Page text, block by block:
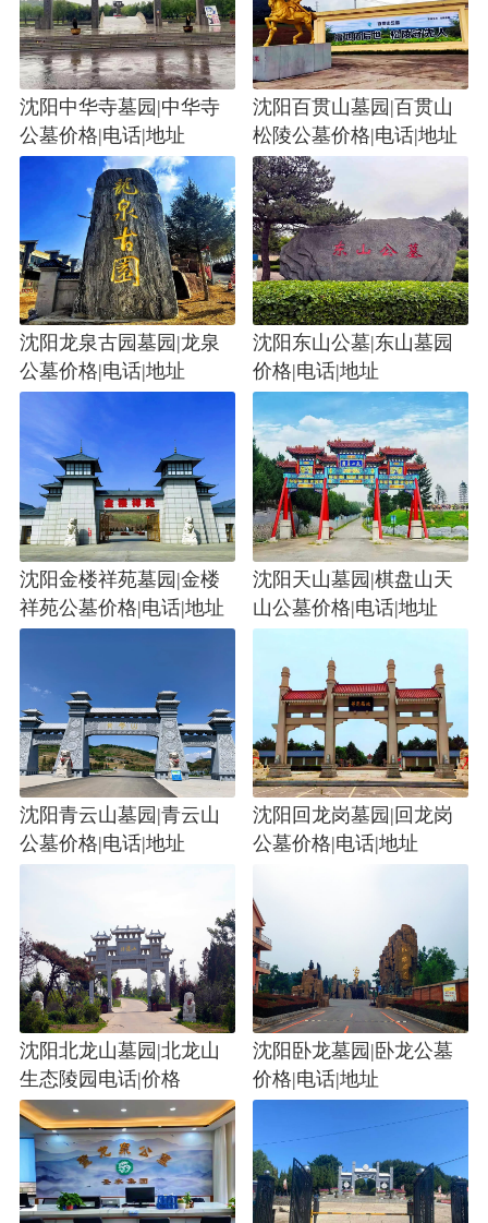
沈阳中华寺墓园|中华寺
公墓价格|电话|地址
沈阳百贯山墓园|百贯山
松陵公墓价格|电话|地址
沈阳龙泉古园墓园|龙泉
公墓价格|电话|地址
沈阳东山公墓|东山墓园
价格|电话|地址
沈阳金楼祥苑墓园|金楼
祥苑公墓价格|电话|地址
沈阳天山墓园|棋盘山天
山公墓价格|电话|地址
沈阳青云山墓园|青云山
公墓价格|电话|地址
沈阳回龙岗墓园|回龙岗
公墓价格|电话|地址
沈阳北龙山墓园|北龙山
生态陵园电话|价格
沈阳卧龙墓园|卧龙公墓
价格|电话|地址